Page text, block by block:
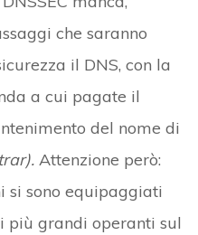
che saranno
il DNS, con la
a cui pagate il
del nome di
Attenzione però:
sono equipaggiati
più grandi operanti sul